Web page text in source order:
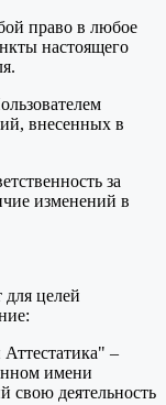
право в любое
настоящего
внесенных в
за
изменений в
целей
–
имени
свою деятельность